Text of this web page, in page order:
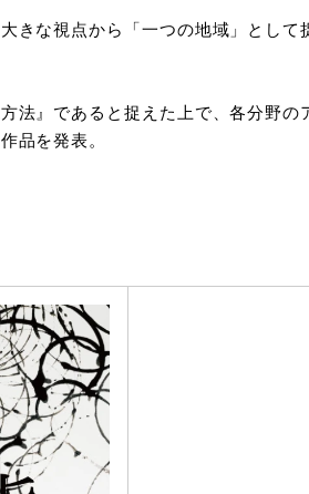
きな視点から「一つの地域」とし
』であると捉えた上で、各分野
品を発表。